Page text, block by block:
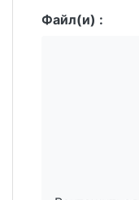
Файл(и) :